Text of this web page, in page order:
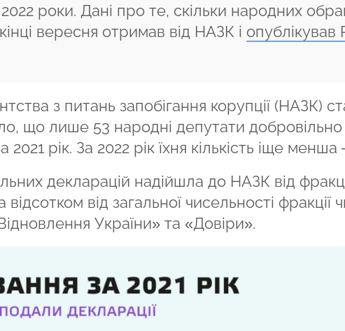
роки. Дані про те, скільки народних
вересня отримав від НАЗК і опублікував
з питань запобігання корупції (НАЗК)
що лише 53 народні депутати добровільно
рік. За 2022 рік їхня кількість іще менша
декларацій надійшла до НАЗК від
від загальної чисельності фракції
України» та «Довіри».